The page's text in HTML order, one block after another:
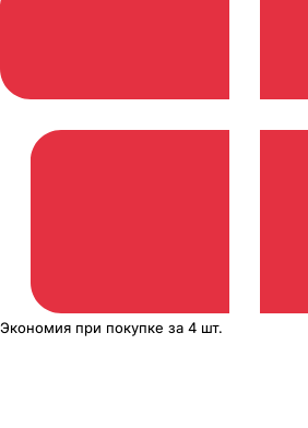
Экономия при покупке за 4 шт.